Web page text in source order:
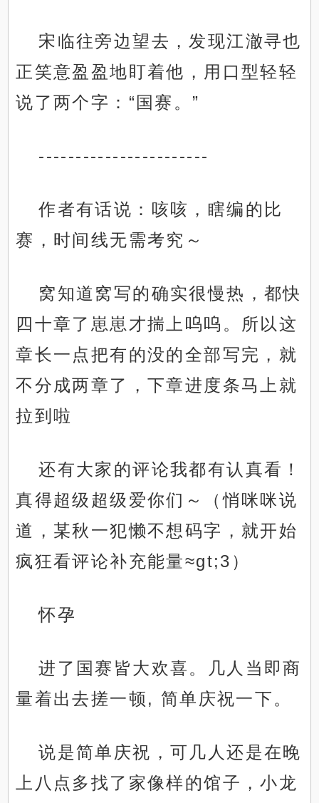
宋临往旁边望去，发现江澈寻也
正笑意盈盈地盯着他，用口型轻轻
说了两个字：“国赛。”
-----------------------
作者有话说：咳咳，瞎编的比
赛，时间线无需考究～
窝知道窝写的确实很慢热，都快
四十章了崽崽才揣上呜呜。所以这
章长一点把有的没的全部写完，就
不分成两章了，下章进度条马上就
拉到啦
还有大家的评论我都有认真看！
真得超级超级爱你们～（悄咪咪说
道，某秋一犯懒不想码字，就开始
疯狂看评论补充能量≈gt;3）
怀孕
进了国赛皆大欢喜。几人当即商
量着出去搓一顿, 简单庆祝一下。
说是简单庆祝，可几人还是在晚
上八点多找了家像样的馆子，小龙